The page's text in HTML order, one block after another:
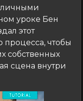
уроке Бен
этот
процесса, чтобы
собственных
сцена внутри